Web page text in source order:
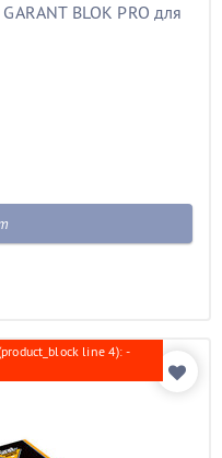
BLOK PRO для
line 4): -